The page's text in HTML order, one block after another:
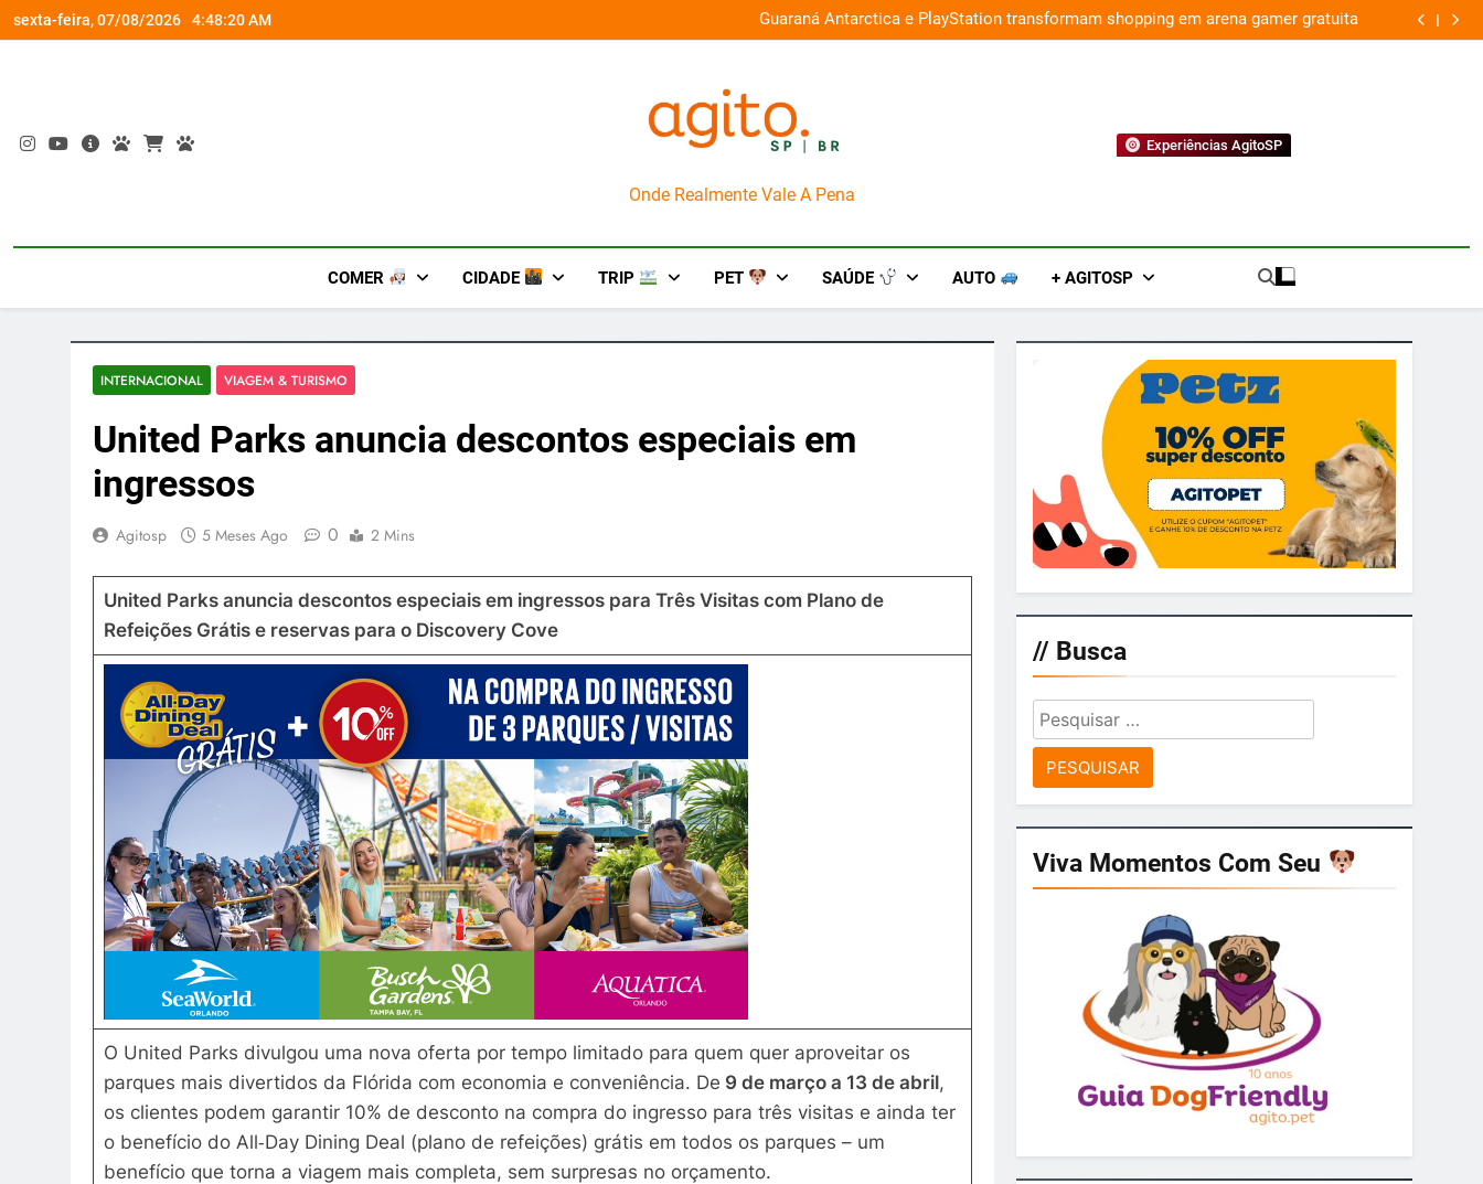
Skip
to
sexta-feira, 07/08/2026 4:48:21 AM
a Nova Orquestra Cobasi participa do GoldeN GatoFest 2026 e oferece descontos de até 50% Guaraná Antarctica e PlayStation transformam shopping em arena gamer gratuita
AgitoSP
Onde Realmente Vale A Pena
Experiências AgitoSP
COMER CIDADE TRIP PET SAÚDE AUTO + AGITOSP
INTERNACIONAL VIAGEM & TURISMO
United Parks anuncia descontos especiais em
ingressos
Agitosp 5 Meses Ago 0 2 Mins
United Parks anuncia descontos especiais em ingressos para Três Visitas com Plano de
Refeições Grátis e reservas para o Discovery Cove
O United Parks divulgou uma nova oferta por tempo limitado para quem quer aproveitar os
parques mais divertidos da Flórida com economia e conveniência. De 9 de março a 13 de abril,
os clientes podem garantir 10% de desconto na compra do ingresso para três visitas e ainda ter
o benefício do All‑Day Dining Deal (plano de refeições) grátis em todos os parques – um
benefício que torna a viagem mais completa, sem surpresas no orçamento.
// Busca
Pesquisar
por:
Viva Momentos Com Seu